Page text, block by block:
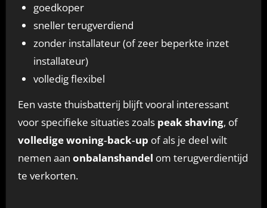
goedkoper
sneller terugverdiend
zonder installateur (of zeer beperkte inzet
installateur)
volledig flexibel
Een vaste thuisbatterij blijft vooral interessant
voor specifieke situaties zoals peak shaving, of
volledige woning‑back‑up of als je deel wilt
nemen aan onbalanshandel om terugverdientijd
te verkorten.